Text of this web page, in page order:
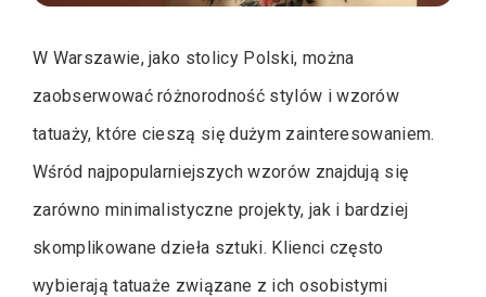
W Warszawie, jako stolicy Polski, można
zaobserwować różnorodność stylów i wzorów
tatuaży, które cieszą się dużym zainteresowaniem.
Wśród najpopularniejszych wzorów znajdują się
zarówno minimalistyczne projekty, jak i bardziej
skomplikowane dzieła sztuki. Klienci często
wybierają tatuaże związane z ich osobistymi